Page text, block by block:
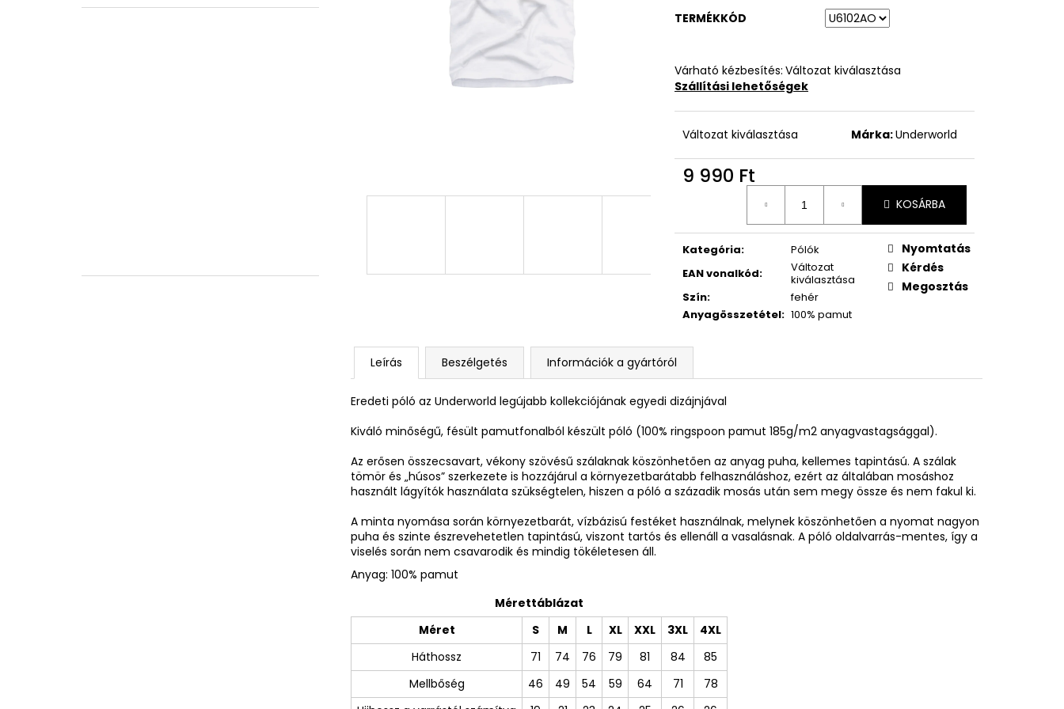
TERMÉKKÓD
Várható kézbesítés: Változat kiválasztása
Szállítási lehetőségek
Változat kiválasztása Márka:Underworld
9 990 Ft
KOSÁRBA
Kategória:
Pólók
EAN vonalkód:
Változat
kiválasztása
Szín:
fehér
Anyagösszetétel: 100% pamut
Nyomtatás
Kérdés
Megosztás
Leírás Beszélgetés Információk a gyártóról
Eredeti póló az Underworld legújabb kollekciójának egyedi dizájnjával
Kiváló minőségű, fésült pamutfonalból készült póló (100% ringspoon pamut 185g/m2 anyagvastagsággal).
Az erősen összecsavart, vékony szövésű szálaknak köszönhetően az anyag puha, kellemes tapintású. A szálak
tömör és „húsos” szerkezete is hozzájárul a környezetbarátabb felhasználáshoz, ezért az általában mosáshoz
használt lágyítók használata szükségtelen, hiszen a póló a századik mosás után sem megy össze és nem fakul ki.
A minta nyomása során környezetbarát, vízbázisú festéket használnak, melynek köszönhetően a nyomat nagyon
puha és szinte észrevehetetlen tapintású, viszont tartós és ellenáll a vasalásnak. A póló oldalvarrás-mentes, így a
viselés során nem csavarodik és mindig tökéletesen áll.
Anyag: 100% pamut
Mérettáblázat
Méret
S M L XL XXL 3XL
4XL
Háthossz
71 74 76 79 81 84
85
Mellbőség
46 49 54 59 64 71
78